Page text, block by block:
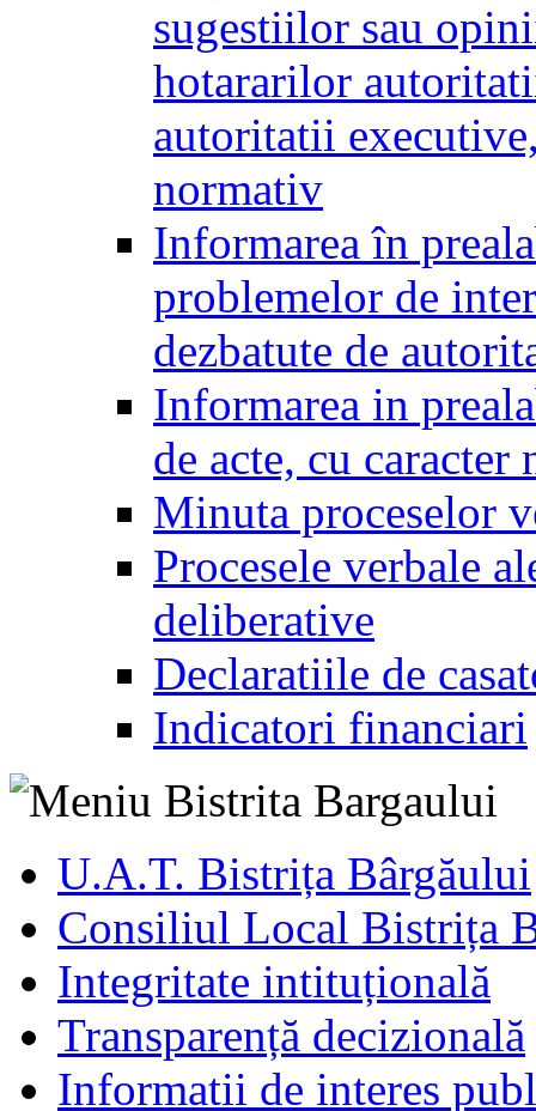
sugestiilor sau
hotararilor
autoritatii
normativ
Informarea în
problemelor de
dezbatute de
Informarea in
de acte, cu caracter
Minuta proceselor
Procesele verbale
deliberative
Declaratiile de
Indicatori financiari
U.A.T. Bistrița Bârgăului
Consiliul Local Bistrița
Integritate intituțională
Transparență decizională
Informatii de interes